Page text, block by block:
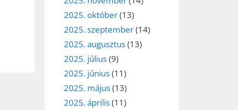
2025. október(13)
2025. szeptember(14)
2025. augusztus(13)
2025. július(9)
2025. június(11)
2025. május(13)
2025. április(11)